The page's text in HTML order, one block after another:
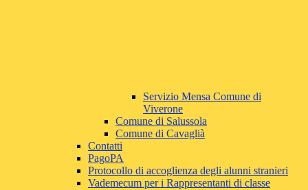
Servizio Mensa Comune di
Viverone
Comune di Salussola
Comune di Cavaglià
Contatti
PagoPA
Protocollo di accoglienza degli alunni stranieri
Vademecum per i Rappresentanti di classe